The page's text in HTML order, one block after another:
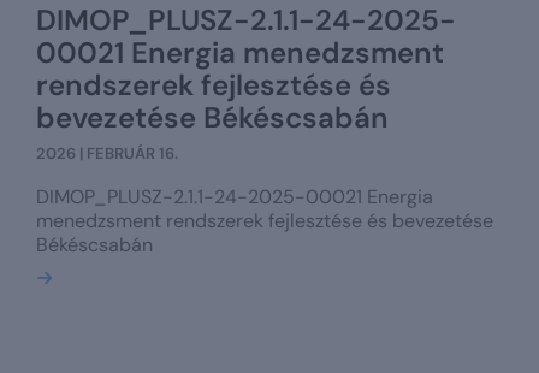
DIMOP_PLUSZ-2.1.1-24-2025-
00021 Energia menedzsment
rendszerek fejlesztése és
bevezetése Békéscsabán
2026 | FEBRUÁR 16.
DIMOP_PLUSZ-2.1.1-24-2025-00021 Energia
menedzsment rendszerek fejlesztése és bevezetése
Békéscsabán
Bővebben